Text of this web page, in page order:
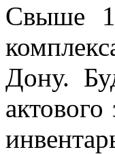
Свыше
Дону.